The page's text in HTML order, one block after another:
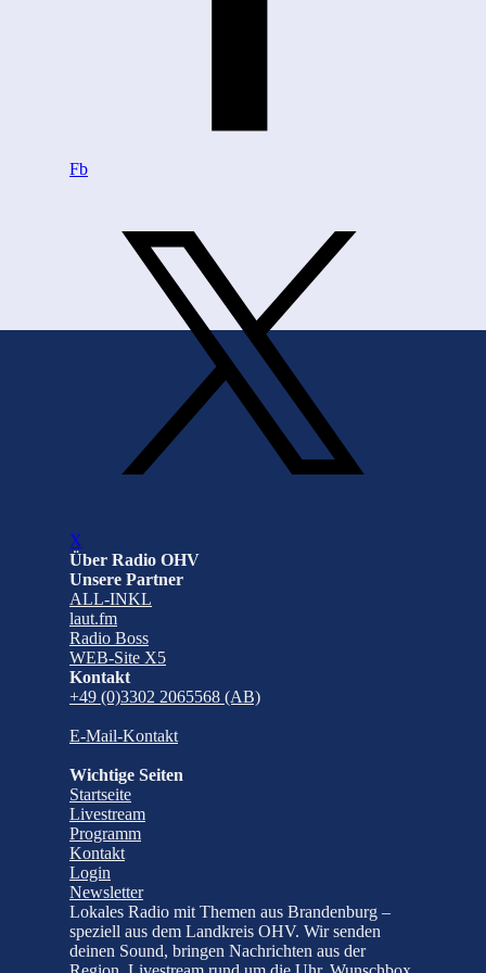
Fb
X
Über Radio OHV
Unsere Partner
ALL-INKL
laut.fm
Radio Boss
WEB-Site X5
Kontakt
+49 (0)3302 2065568 (AB)
E-Mail-Kontakt
Wichtige Seiten
Startseite
Livestream
Programm
Kontakt
Login
Newsletter
Lokales Radio mit Themen aus Brandenburg –
speziell aus dem Landkreis OHV. Wir senden
deinen Sound, bringen Nachrichten aus der